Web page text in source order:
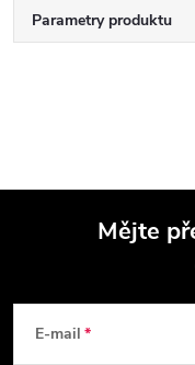
Parametry produktu
Mějte
E-mail